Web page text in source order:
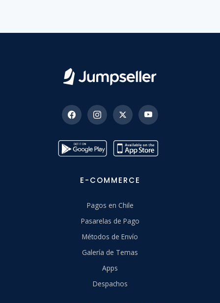
E-COMMERCE
Pagos en Chile
Pasarelas de Pago
Métodos de Envío
Galería de Temas
Apps
Despachos